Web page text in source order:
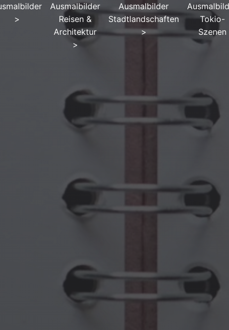
>
Ausmalbilder
Reisen &
Architektur
>
Ausmalbilder
Stadtlandschaften
>
Tokio-
Szenen